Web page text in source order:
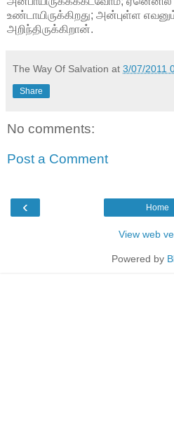
உண்டாயிருக்கிறது; அன்புள்ள
அறிந்திருக்கிறான்.
The Way Of Salvation at 3/07/2011
Share
No comments:
Post a Comment
‹ Home
View web
Powered by